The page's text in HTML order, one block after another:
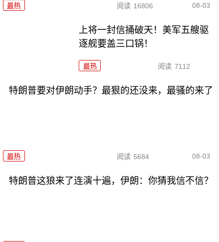
最热 阅读 16806 08-03
上将一封信捅破天！美军五艘驱
逐舰要盖三口锅！
最热 阅读 7112
特朗普要对伊朗动手？最狠的还没来，最骚的来了
最热 阅读 5684 08-03
特朗普这狼来了连演十遍，伊朗：你猜我信不信？